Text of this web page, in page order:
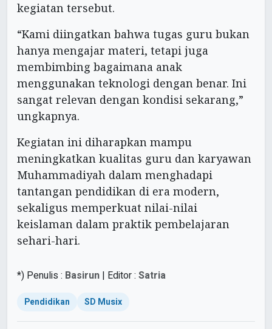
kegiatan tersebut.
“Kami diingatkan bahwa tugas guru bukan
hanya mengajar materi, tetapi juga
membimbing bagaimana anak
menggunakan teknologi dengan benar. Ini
sangat relevan dengan kondisi sekarang,”
ungkapnya.
Kegiatan ini diharapkan mampu
meningkatkan kualitas guru dan karyawan
Muhammadiyah dalam menghadapi
tantangan pendidikan di era modern,
sekaligus memperkuat nilai-nilai
keislaman dalam praktik pembelajaran
sehari-hari.
*) Penulis : Basirun | Editor : Satria
Pendidikan SD Musix